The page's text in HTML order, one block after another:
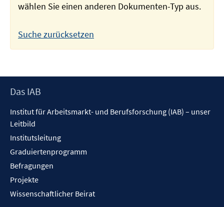
wählen Sie einen anderen Dokumenten-Typ aus.
Suche zurücksetzen
Footer
Das IAB
Institut für Arbeitsmarkt- und Berufsforschung (IAB) – unser
Leitbild
Institutsleitung
Graduiertenprogramm
Befragungen
Projekte
Wissenschaftlicher Beirat